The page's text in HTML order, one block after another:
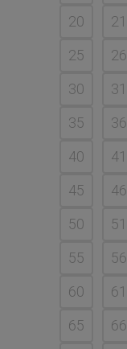
20
21
25
26
30
31
35
36
40
41
45
46
50
51
55
56
60
61
65
66